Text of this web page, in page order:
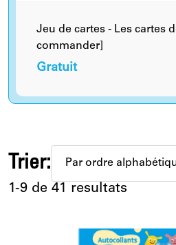
Jeu de cartes - Les cartes
commander]
Gratuit
Trier:
1-9 de 41 resultats